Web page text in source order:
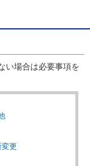
い場合は必要事項を
更